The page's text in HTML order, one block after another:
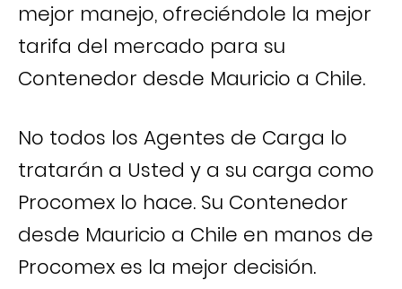
mejor manejo, ofreciéndole la mejor
tarifa del mercado para su
Contenedor desde Mauricio a Chile.
No todos los Agentes de Carga lo
tratarán a Usted y a su carga como
Procomex lo hace. Su Contenedor
desde Mauricio a Chile en manos de
Procomex es la mejor decisión.